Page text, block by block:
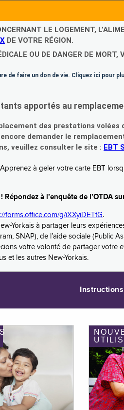
LE LOGEMENT,
DE VOTRE RÉGION.
OU DE DANGER DE
de faire un don de vie. Cliquez ici pour
apportés au
des prestations volées
demander le
veuillez consulter le site : EBT
à geler votre carte EBT
Répondez à l’enquête de l’OTDA
forms.office.com/g/iXXyiDETtG.
Yorkais à partager leurs
SNAP), de l’aide sociale (Public
votre volonté de partager votre
et les autres New-Yorkais.
Instructions